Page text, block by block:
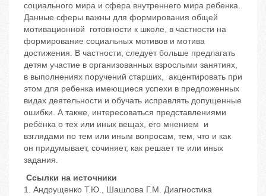
социального мира и сфера внутреннего мира ребенка.
Данные сферы важны для формирования общей
мотивационной готовности к школе, в частности на
формирование социальных мотивов и мотива
достижения. В частности, следует больше предлагать
детям участие в организованных взрослыми занятиях,
в выполнениях поручений старших, акцентировать при
этом для ребенка имеющиеся успехи в предложенных
видах деятельности и обучать исправлять допущенные
ошибки. А также, интересоваться представлениями
ребёнка о тех или иных вещах, его мнением и
взглядами по тем или иным вопросам, тем, что и как
он придумывает, сочиняет, как решает те или иных
задания.
Ссылки на источники
1. Андрущенко Т.Ю., Шашлова Г.М. Диагностика